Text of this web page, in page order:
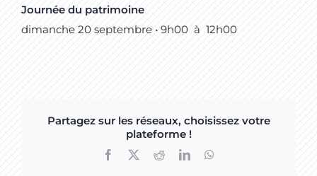
Journée du patrimoine
dimanche 20 septembre • 9h00 à 12h00
Partagez sur les réseaux, choisissez votre
plateforme !
Facebook RedditLinkedIn